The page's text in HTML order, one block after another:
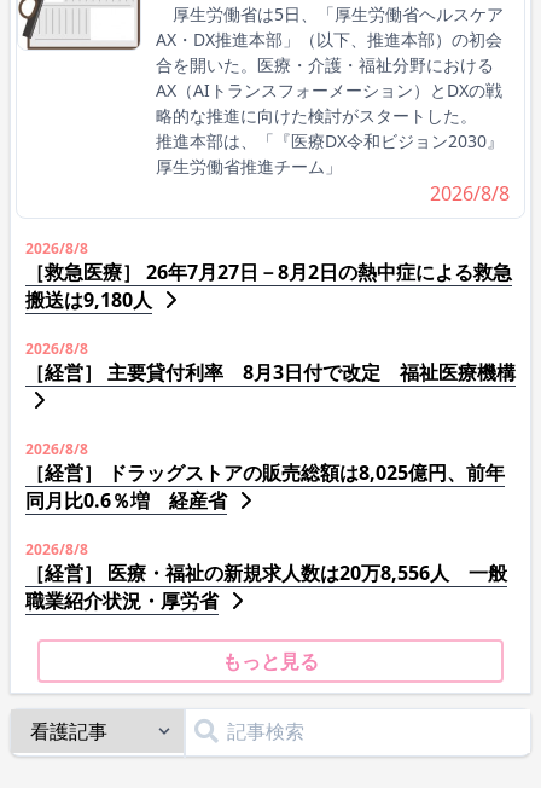
厚生労働省は5日、「厚生労働省ヘルスケア
AX・DX推進本部」（以下、推進本部）の初会
合を開いた。医療・介護・福祉分野における
AX（AIトランスフォーメーション）とDXの戦
略的な推進に向けた検討がスタートした。
推進本部は、「『医療DX令和ビジョン2030』
厚生労働省推進チーム」
2026/8/8
2026/8/8
［救急医療］ 26年7月27日－8月2日の熱中症による救急
搬送は9,180人
2026/8/8
［経営］ 主要貸付利率 8月3日付で改定 福祉医療機構
2026/8/8
［経営］ ドラッグストアの販売総額は8,025億円、前年
同月比0.6％増 経産省
2026/8/8
［経営］ 医療・福祉の新規求人数は20万8,556人 一般
職業紹介状況・厚労省
もっと見る